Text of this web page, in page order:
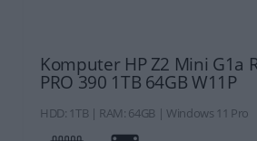
Komputer HP Z2 Mini G1a
PRO 390 1TB 64GB W11P
HDD: 1TB | RAM: 64GB | Windows 11 Pro